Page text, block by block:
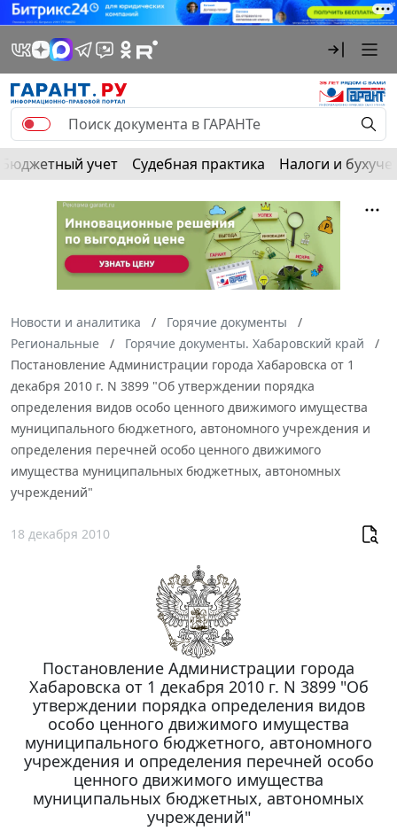
Бюджетный учет Судебная практика Налоги и
Новости и аналитика
Горячие документы
Региональные
Горячие документы. Хабаровский край
Постановление Администрации города Хабаровска от 1
декабря 2010 г. N 3899 "Об утверждении порядка
определения видов особо ценного движимого имущества
муниципального бюджетного, автономного учреждения и
определения перечней особо ценного движимого
имущества муниципальных бюджетных, автономных
учреждений"
18 декабря 2010
Постановление Администрации города
Хабаровска от 1 декабря 2010 г. N 3899 "Об
утверждении порядка определения видов
особо ценного движимого имущества
муниципального бюджетного, автономного
учреждения и определения перечней особо
ценного движимого имущества
муниципальных бюджетных, автономных
учреждений"